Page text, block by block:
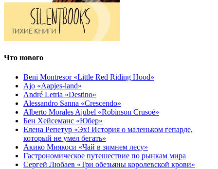
Что нового
Beni Montresor «Little Red Riding Hood»
Ajo «Aapjes-land»
André Letria «Destino»
Alessandro Sanna «Crescendo»
Alberto Morales Ajubel «Robinson Crusoé»
Бен Хейсеманс «Юбер»
Елена Репетур «Эх! История о маленьком гепарде,
который не умел бегать»
Акико Миякоси «Чай в зимнем лесу»
Гастрономическое путешествие по рынкам мира
Сергей Любаев «Три обезьяны королевской крови»